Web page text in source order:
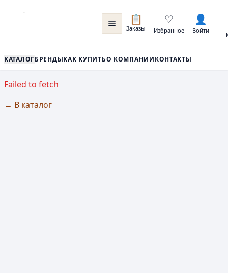
📋
Заказы
♡
Избранное
👤
Войти
КАТАЛОГБРЕНДЫКАК КУПИТЬО КОМПАНИИКОНТАКТЫ
Failed to fetch
← В каталог